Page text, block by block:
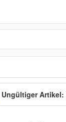
Ungültiger Artikel: